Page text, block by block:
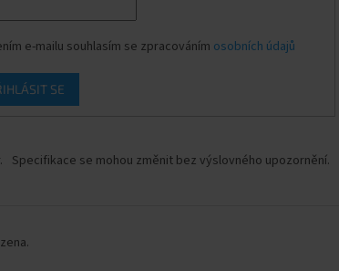
e-mailu souhlasím se zpracováním osobních údajů
SE
Specifikace se mohou změnit bez výslovného upozornění.